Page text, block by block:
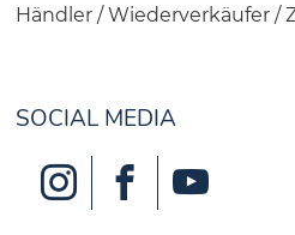
Händler / Wiederverkäufer /
SOCIAL MEDIA